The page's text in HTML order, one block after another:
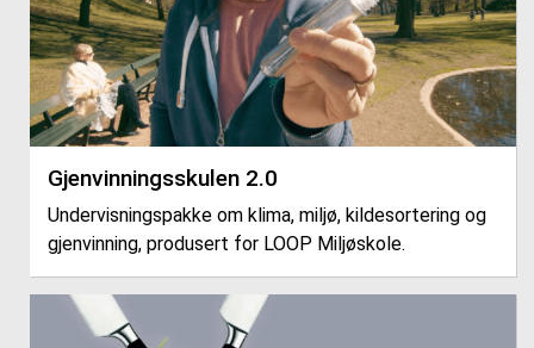
Gjenvinningsskulen 2.0
Undervisningspakke om klima, miljø, kildesortering og
gjenvinning, produsert for LOOP Miljøskole.